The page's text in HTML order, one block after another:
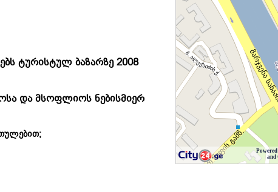
and
ტურისტულ ბაზარზე 2008
და მსოფლიოს ნებისმიერ